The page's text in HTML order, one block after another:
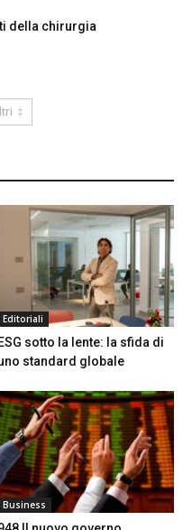
della chirurgia
Editoriali
ESG sotto la lente: la sfida di
standard globale
Business